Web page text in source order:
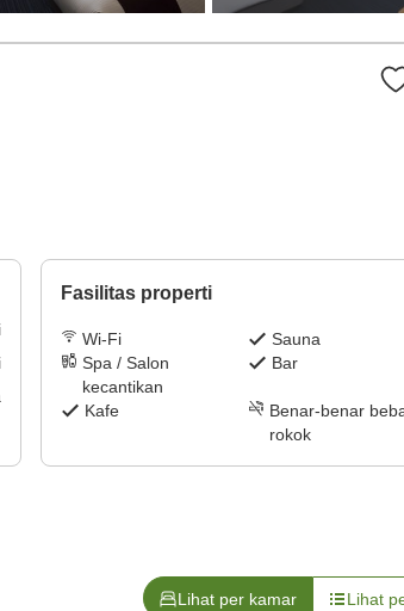
Fasilitas properti
Wi-Fi
Sauna
Spa / Salon
kecantikan
Bar
Kafe
Benar-benar
rokok
Lihat per kamar Lihat